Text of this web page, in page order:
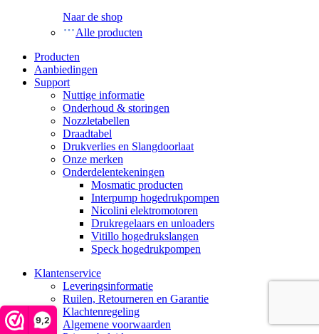
9,2
Naar de shop
Alle producten
Producten
Aanbiedingen
Support
Nuttige informatie
Onderhoud & storingen
Nozzletabellen
Draadtabel
Drukverlies en Slangdoorlaat
Onze merken
Onderdelentekeningen
Mosmatic producten
Interpump hogedrukpompen
Nicolini elektromotoren
Drukregelaars en unloaders
Vitillo hogedrukslangen
Speck hogedrukpompen
Klantenservice
Leveringsinformatie
Ruilen, Retourneren en Garantie
Klachtenregeling
Algemene voorwaarden